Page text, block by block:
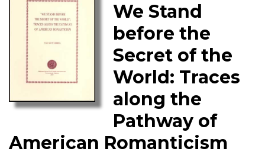
We Stand
before the
Secret of the
World: Traces
along the
Pathway of
American Romanticism